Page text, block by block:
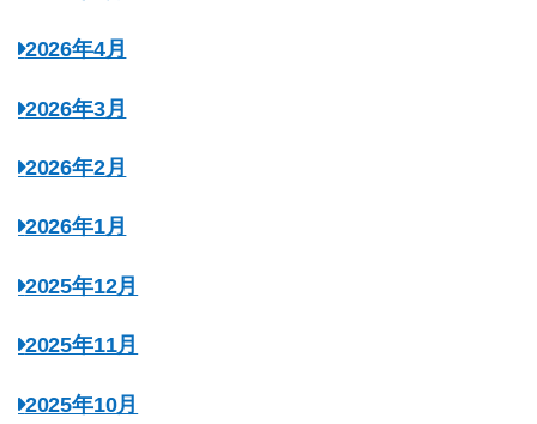
2026年4月
2026年3月
2026年2月
2026年1月
2025年12月
2025年11月
2025年10月